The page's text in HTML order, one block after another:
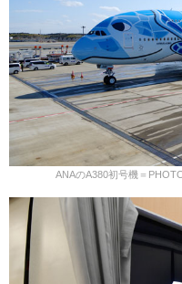
ANAのA380初号機＝